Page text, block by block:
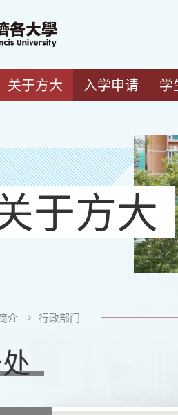
关于方大 入学申请 学
于方大
介 行政部门